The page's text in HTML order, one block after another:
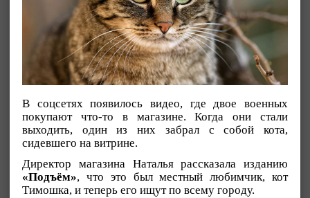
В соцсетях появилось видео, где двое военных
покупают что-то в магазине. Когда они стали
выходить, один из них забрал с собой кота,
сидевшего на витрине.
Директор магазина Наталья рассказала изданию
«Подъём», что это был местный любимчик, кот
Тимошка, и теперь его ищут по всему городу.